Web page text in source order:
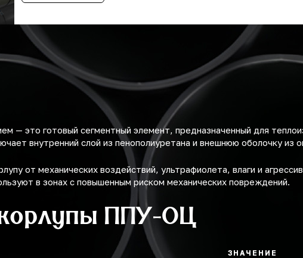
— это готовый сегментный элемент, предназначенный для
внутренний слой из пенополиуретана и внешнюю оболочку из
от механических воздействий, ультрафиолета, влаги и
в зонах с повышенным риском механических повреждений.
ППУ-ОЦ
ЗНАЧЕНИЕ